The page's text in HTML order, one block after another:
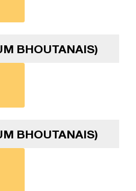
BHOUTANAIS)
BHOUTANAIS)